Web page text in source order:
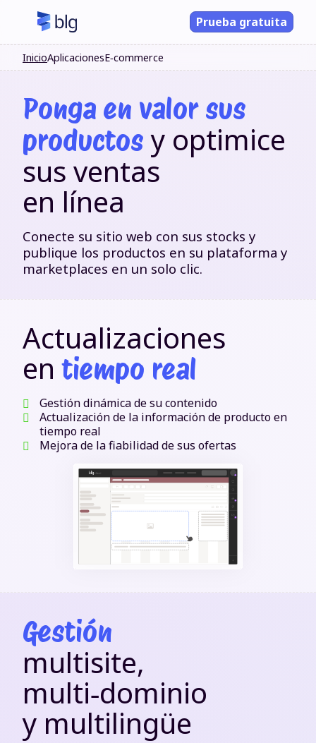
Prueba gratuita
InicioAplicacionesE‑commerce
Ponga en valor sus
productos y optimice
sus ventas
en línea
Conecte su sitio web con sus stocks y
publique los productos en su plataforma y
marketplaces en un solo clic.
Actualizaciones
entiempo real
Gestión dinámica de su contenido
Actualización de la información de producto en
tiempo real
Mejora de la fiabilidad de sus ofertas
Gestión
multisite,
multi‑dominio
y multilingüe